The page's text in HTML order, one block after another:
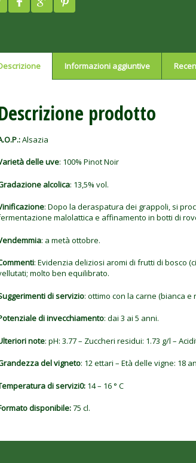
Informazioni aggiuntive
prodotto
Alsazia
delle uve: 100% Pinot Noir
alcolica: 13,5% vol.
: Dopo la deraspatura dei grappoli, si
malolattica e affinamento in botti di
: a metà ottobre.
: Evidenzia deliziosi aromi di frutti di bosco
molto ben equilibrato.
di servizio: ottimo con la carne (bianca
di invecchiamento: dai 3 ai 5 anni.
note: pH: 3.77 – Zuccheri residui: 1.73 g/l –
del vigneto: 12 ettari – Età delle vigne: 18
di servizi0: 14 – 16 ° C
disponibile:75 cl.